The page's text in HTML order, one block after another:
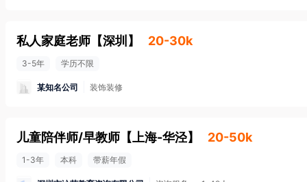
私人家庭老师 【深圳 】 20-30k
3-5年 学历不限
某知名公司 装饰装修
儿童陪伴师/早教师 【 上海-华泾】 20-50k
1-3年 本科 带薪年假